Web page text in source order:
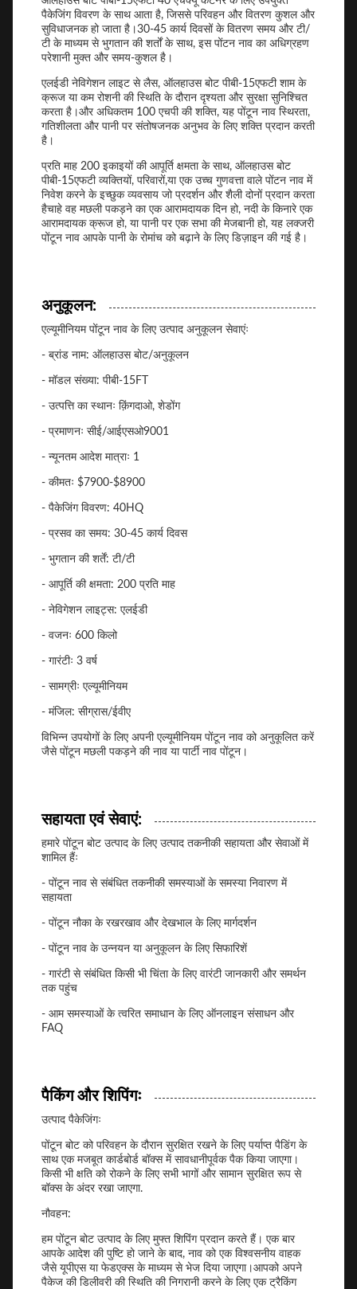
पैकेजिंग विवरण के साथ आता है, जिससे परिवहन और वितरण कुशल और
सुविधाजनक हो जाता है।30-45 कार्य दिवसों के वितरण समय और टी/
टी के माध्यम से भुगतान की शर्तों के साथ, इस पोंटन नाव का अधिग्रहण
परेशानी मुक्त और समय-कुशल है।
एलईडी नेविगेशन लाइट से लैस, ऑलहाउस बोट पीबी-15एफटी शाम के
क्रूज या कम रोशनी की स्थिति के दौरान दृश्यता और सुरक्षा सुनिश्चित
करता है।और अधिकतम 100 एचपी की शक्ति, यह पोंटून नाव स्थिरता,
गतिशीलता और पानी पर संतोषजनक अनुभव के लिए शक्ति प्रदान करती
है।
प्रति माह 200 इकाइयों की आपूर्ति क्षमता के साथ, ऑलहाउस बोट
पीबी-15एफटी व्यक्तियों, परिवारों,या एक उच्च गुणवत्ता वाले पोंटन नाव में
निवेश करने के इच्छुक व्यवसाय जो प्रदर्शन और शैली दोनों प्रदान करता
हैचाहे वह मछली पकड़ने का एक आरामदायक दिन हो, नदी के किनारे एक
आरामदायक क्रूज हो, या पानी पर एक सभा की मेजबानी हो, यह लक्जरी
पोंटून नाव आपके पानी के रोमांच को बढ़ाने के लिए डिज़ाइन की गई है।
अनुकूलन:
एल्यूमीनियम पोंटून नाव के लिए उत्पाद अनुकूलन सेवाएंः
- ब्रांड नाम: ऑलहाउस बोट/अनुकूलन
- मॉडल संख्या: पीबी-15FT
- उत्पत्ति का स्थानः क़िंगदाओ, शेडोंग
- प्रमाणनः सीई/आईएसओ9001
- न्यूनतम आदेश मात्राः 1
- कीमतः $7900-$8900
- पैकेजिंग विवरण: 40HQ
- प्रसव का समय: 30-45 कार्य दिवस
- भुगतान की शर्तें: टी/टी
- आपूर्ति की क्षमता: 200 प्रति माह
- नेविगेशन लाइट्स: एलईडी
- वजनः 600 किलो
- गारंटीः 3 वर्ष
- सामग्रीः एल्यूमीनियम
- मंजिल: सीग्रास/ईवीए
विभिन्न उपयोगों के लिए अपनी एल्यूमीनियम पोंटून नाव को अनुकूलित करें
जैसे पोंटून मछली पकड़ने की नाव या पार्टी नाव पोंटून।
सहायता एवं सेवाएं:
हमारे पोंटून बोट उत्पाद के लिए उत्पाद तकनीकी सहायता और सेवाओं में
शामिल हैंः
- पोंटून नाव से संबंधित तकनीकी समस्याओं के समस्या निवारण में
सहायता
- पोंटून नौका के रखरखाव और देखभाल के लिए मार्गदर्शन
- पोंटून नाव के उन्नयन या अनुकूलन के लिए सिफारिशें
- गारंटी से संबंधित किसी भी चिंता के लिए वारंटी जानकारी और समर्थन
तक पहुंच
- आम समस्याओं के त्वरित समाधान के लिए ऑनलाइन संसाधन और
FAQ
पैकिंग और शिपिंगः
उत्पाद पैकेजिंगः
पोंटून बोट को परिवहन के दौरान सुरक्षित रखने के लिए पर्याप्त पैडिंग के
साथ एक मजबूत कार्डबोर्ड बॉक्स में सावधानीपूर्वक पैक किया जाएगा।
किसी भी क्षति को रोकने के लिए सभी भागों और सामान सुरक्षित रूप से
बॉक्स के अंदर रखा जाएगा.
नौवहन:
हम पोंटून बोट उत्पाद के लिए मुफ्त शिपिंग प्रदान करते हैं। एक बार
आपके आदेश की पुष्टि हो जाने के बाद, नाव को एक विश्वसनीय वाहक
जैसे यूपीएस या फेडएक्स के माध्यम से भेज दिया जाएगा।आपको अपने
पैकेज की डिलीवरी की स्थिति की निगरानी करने के लिए एक ट्रैकिंग